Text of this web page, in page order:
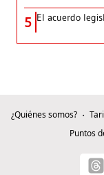
5 El acuerdo
¿Quiénes somos?
Puntos